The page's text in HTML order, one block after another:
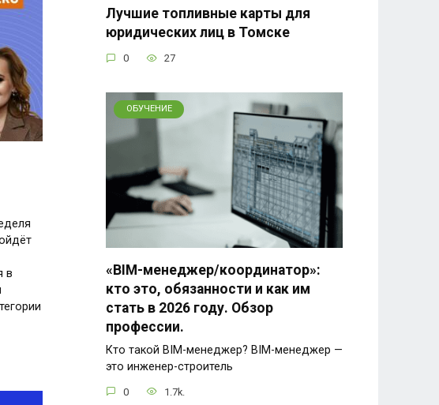
в
Лучшие топливные карты для
юридических лиц в Томске
0 27
ОБУЧЕНИЕ
«BIM-менеджер/координатор»:
кто это, обязанности и как им
стать в 2026 году. Обзор
профессии.
Кто такой BIM-менеджер? BIM-менеджер —
это инженер-строитель
0 1.7k.